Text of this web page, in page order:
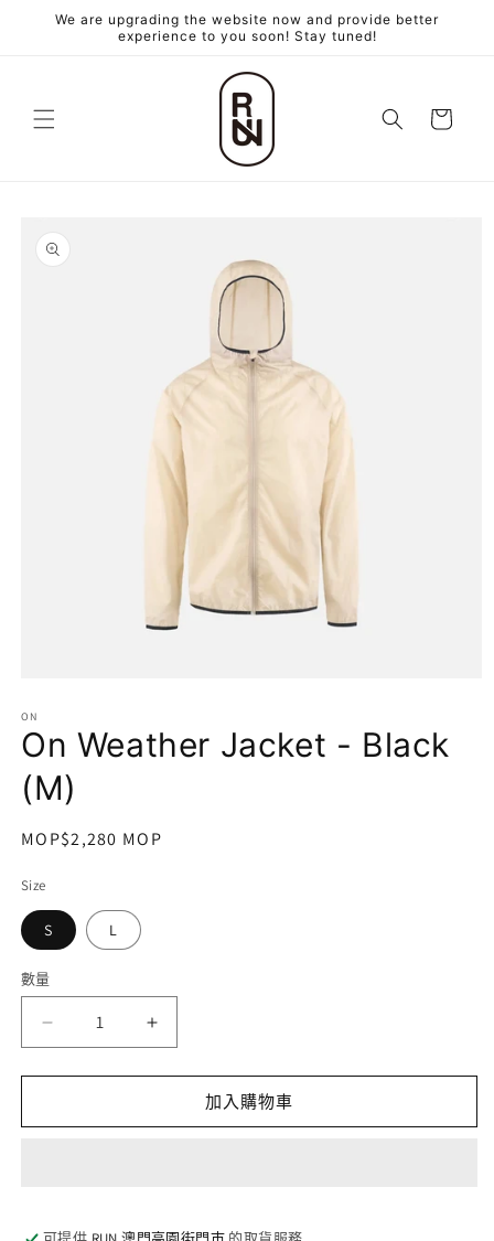
跳至內
We are upgrading the website now and provide better
experience to you soon! Stay tuned!
物
品資訊
互
動
視
窗
中
啟
媒
檔
案
ON
On Weather Jacket - Black
(M)
定
MOP$2,280 MOP
Size
S L
數
數量
Weather
Jacket
Black
減
On
Weather
Jacket
Black
增
加入購物車